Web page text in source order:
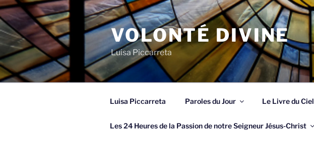
Spring
naar
de
inhoud
VOLONTÉ DIVINE
Luisa Piccarreta
Luisa Piccarreta Paroles du Jour Le Livre du Ciel
Les 24 Heures de la Passion de notre Seigneur Jésus-Christ